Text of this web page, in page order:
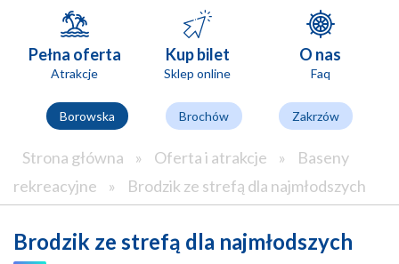
Pełna oferta
Atrakcje
Kup bilet
Sklep online
O nas
Faq
Borowska Brochów Zakrzów
Strona główna » Oferta i atrakcje »
Baseny
rekreacyjne
» Brodzik ze strefą dla najmłodszych
Brodzik ze strefą dla najmłodszych